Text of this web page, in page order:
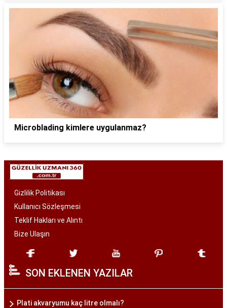
Microblading kimlere uygulanmaz?
Gizlilik Politikası
Kullanıcı Sözleşmesi
Teklif Hakları ve Alıntı
Bize Ulaşın
SON EKLENEN YAZILAR
Plati akvaryumu kaç litre olmalı?